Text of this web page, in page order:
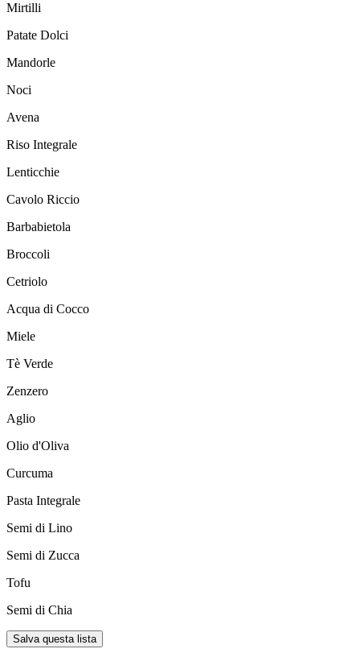
Mirtilli
Patate Dolci
Mandorle
Noci
Avena
Riso Integrale
Lenticchie
Cavolo Riccio
Barbabietola
Broccoli
Cetriolo
Acqua di Cocco
Miele
Tè Verde
Zenzero
Aglio
Olio d'Oliva
Curcuma
Pasta Integrale
Semi di Lino
Semi di Zucca
Tofu
Semi di Chia
Salva questa lista